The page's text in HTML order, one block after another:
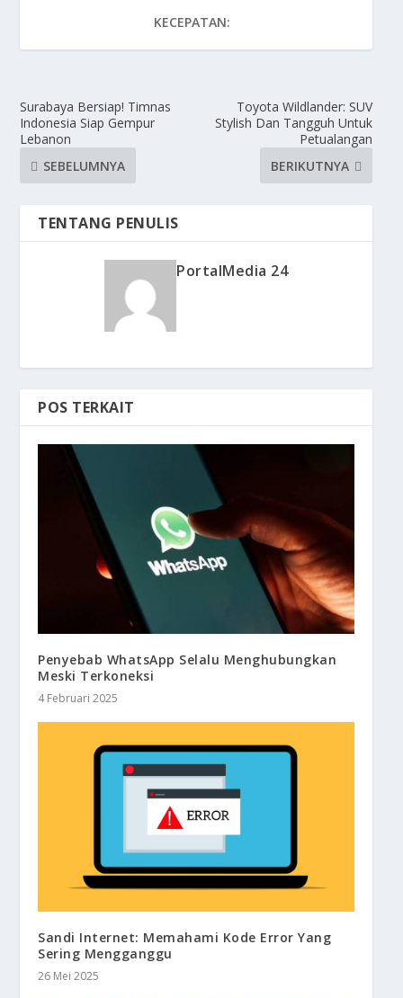
KECEPATAN:
Surabaya Bersiap! Timnas
Indonesia Siap Gempur
Lebanon
SEBELUMNYA
Toyota Wildlander: SUV
Stylish Dan Tangguh Untuk
Petualangan
BERIKUTNYA
TENTANG PENULIS
PortalMedia 24
POS TERKAIT
Penyebab WhatsApp Selalu Menghubungkan
Meski Terkoneksi
4 Februari 2025
Sandi Internet: Memahami Kode Error Yang
Sering Mengganggu
26 Mei 2025